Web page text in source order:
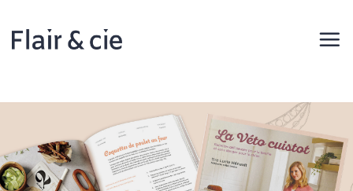
contenu